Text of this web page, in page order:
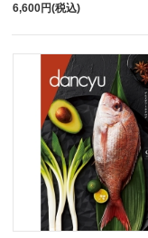
6,600円(税込)